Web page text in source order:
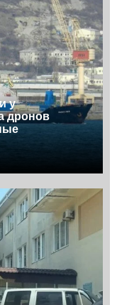
у
дронов